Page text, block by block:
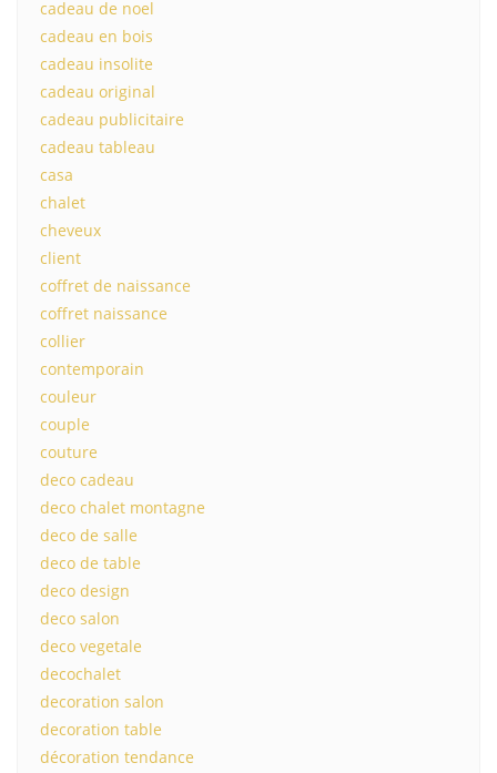
cadeau de noel
cadeau en bois
cadeau insolite
cadeau original
cadeau publicitaire
cadeau tableau
casa
chalet
cheveux
client
coffret de naissance
coffret naissance
collier
contemporain
couleur
couple
couture
deco cadeau
deco chalet montagne
deco de salle
deco de table
deco design
deco salon
deco vegetale
decochalet
decoration salon
decoration table
décoration tendance